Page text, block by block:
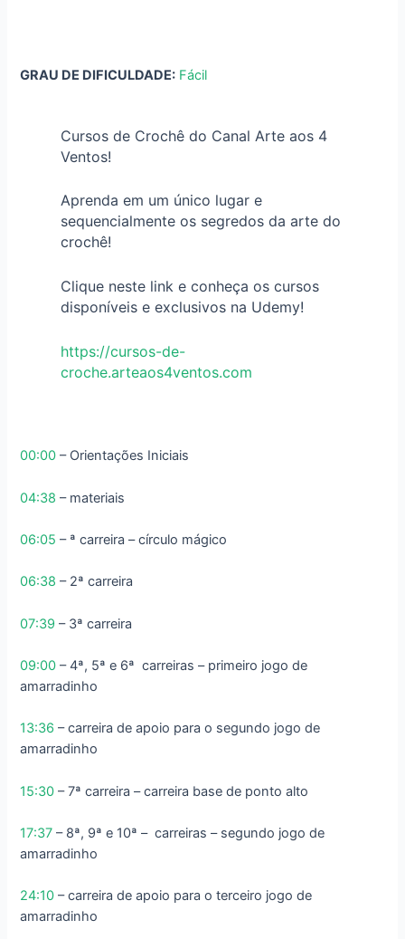
GRAU DE DIFICULDADE: Fácil
Cursos de Crochê do Canal Arte aos 4
Ventos!
Aprenda em um único lugar e
sequencialmente os segredos da arte do
crochê!
Clique neste link e conheça os cursos
disponíveis e exclusivos na Udemy!
https://cursos-de-
croche.arteaos4ventos.com
00:00 – Orientações Iniciais
04:38 – materiais
06:05 – ª carreira – círculo mágico
06:38 – 2ª carreira
07:39 – 3ª carreira
09:00 – 4ª, 5ª e 6ª carreiras – primeiro jogo de
amarradinho
13:36 – carreira de apoio para o segundo jogo de
amarradinho
15:30 – 7ª carreira – carreira base de ponto alto
17:37 – 8ª, 9ª e 10ª – carreiras – segundo jogo de
amarradinho
24:10 – carreira de apoio para o terceiro jogo de
amarradinho